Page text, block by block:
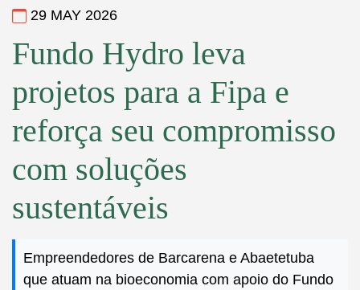
29 MAY 2026
Fundo Hydro leva
projetos para a Fipa e
reforça seu compromisso
com soluções
sustentáveis
Empreendedores de Barcarena e Abaetetuba
que atuam na bioeconomia com apoio do Fundo